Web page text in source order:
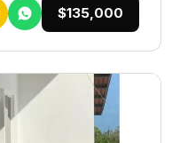
$135,000